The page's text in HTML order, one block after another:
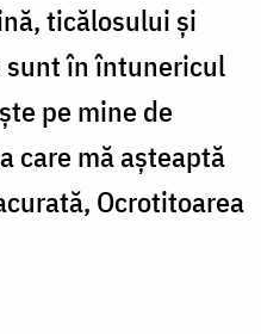
ticălosului şi
sunt în întunericul
pe mine de
care mă aşteaptă
Ocrotitoarea